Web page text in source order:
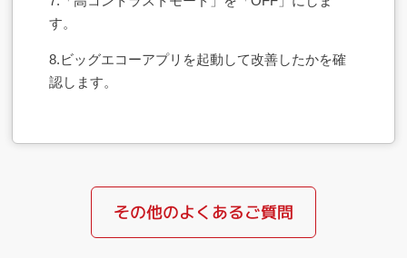
す。
8.ビッグエコーアプリを起動して改善したかを確
認します。
その他のよくあるご質問